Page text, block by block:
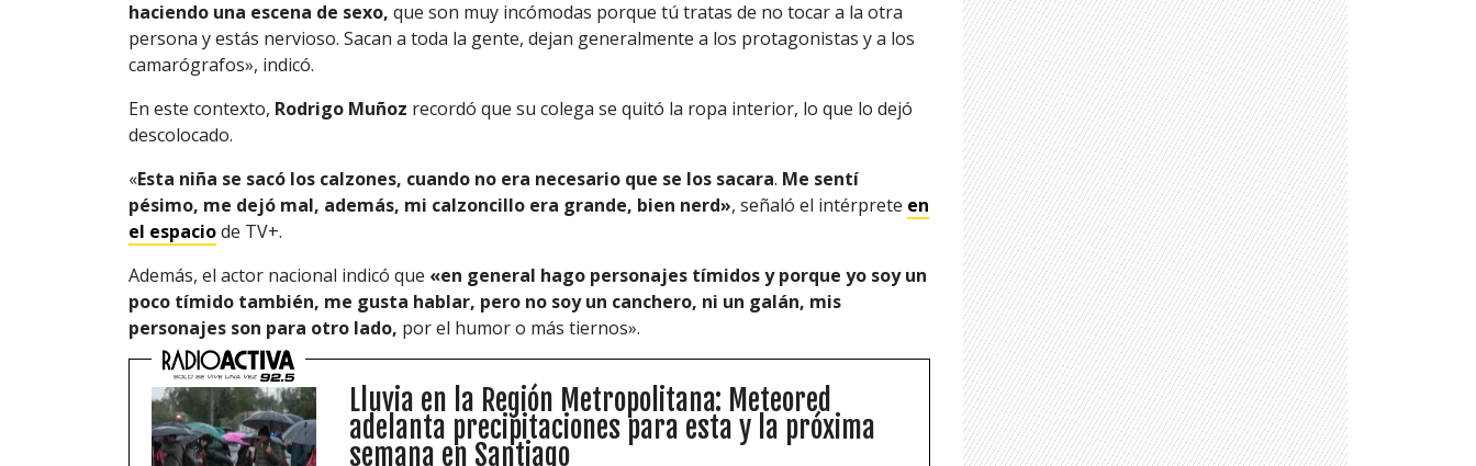
haciendo una escena de sexo, que son muy incómodas porque tú tratas de no tocar a la otra
persona y estás nervioso. Sacan a toda la gente, dejan generalmente a los protagonistas y a los
camarógrafos», indicó.
En este contexto, Rodrigo Muñoz recordó que su colega se quitó la ropa interior, lo que lo dejó
descolocado.
«Esta niña se sacó los calzones, cuando no era necesario que se los sacara. Me sentí
pésimo, me dejó mal, además, mi calzoncillo era grande, bien nerd», señaló el intérprete en
el espaciode TV+.
Además, el actor nacional indicó que «en general hago personajes tímidos y porque yo soy un
poco tímido también, me gusta hablar, pero no soy un canchero, ni un galán, mis
personajes son para otro lado, por el humor o más tiernos».
Lluvia en la Región Metropolitana: Meteored
adelanta precipitaciones para esta y la próxima
semana en Santiago